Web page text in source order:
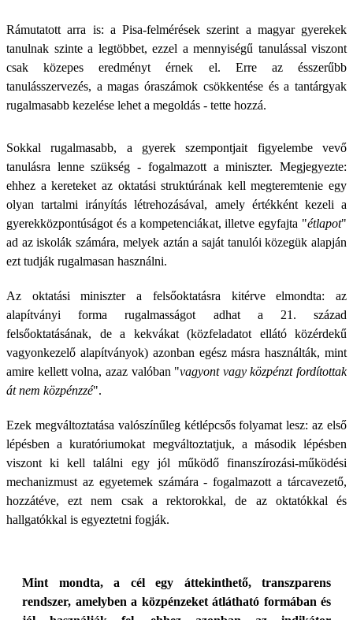
Rámutatott arra is: a Pisa-felmérések szerint a magyar gyerekek
tanulnak szinte a legtöbbet, ezzel a mennyiségű tanulással viszont
csak közepes eredményt érnek el. Erre az ésszerűbb
tanulásszervezés, a magas óraszámok csökkentése és a tantárgyak
rugalmasabb kezelése lehet a megoldás - tette hozzá.
Sokkal rugalmasabb, a gyerek szempontjait figyelembe vevő
tanulásra lenne szükség - fogalmazott a miniszter. Megjegyezte:
ehhez a kereteket az oktatási struktúrának kell megteremtenie egy
olyan tartalmi irányítás létrehozásával, amely értékként kezeli a
gyerekközpontúságot és a kompetenciákat, illetve egyfajta "étlapot"
ad az iskolák számára, melyek aztán a saját tanulói közegük alapján
ezt tudják rugalmasan használni.
Az oktatási miniszter a felsőoktatásra kitérve elmondta: az
alapítványi forma rugalmasságot adhat a 21. század
felsőoktatásának, de a kekvákat (közfeladatot ellátó közérdekű
vagyonkezelő alapítványok) azonban egész másra használták, mint
amire kellett volna, azaz valóban "vagyont vagy közpénzt fordítottak
át nem közpénzzé".
Ezek megváltoztatása valószínűleg kétlépcsős folyamat lesz: az első
lépésben a kuratóriumokat megváltoztatjuk, a második lépésben
viszont ki kell találni egy jól működő finanszírozási-működési
mechanizmust az egyetemek számára - fogalmazott a tárcavezető,
hozzátéve, ezt nem csak a rektorokkal, de az oktatókkal és
hallgatókkal is egyeztetni fogják.
Mint mondta, a cél egy áttekinthető, transzparens
rendszer, amelyben a közpénzeket átlátható formában és